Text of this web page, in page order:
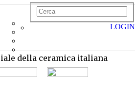
della ceramica italiana
LOGIN